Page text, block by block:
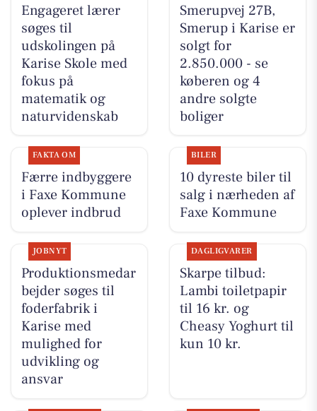
Engageret lærer
søges til
udskolingen på
Karise Skole med
fokus på
matematik og
naturvidenskab
Smerupvej 27B,
Smerup i Karise er
solgt for
2.850.000 - se
køberen og 4
andre solgte
boliger
FAKTA OM
Færre indbyggere
i Faxe Kommune
oplever indbrud
BILER
10 dyreste biler til
salg i nærheden af
Faxe Kommune
JOBNYT
Produktionsmedar
bejder søges til
foderfabrik i
Karise med
mulighed for
udvikling og
ansvar
DAGLIGVARER
Skarpe tilbud:
Lambi toiletpapir
til 16 kr. og
Cheasy Yoghurt til
kun 10 kr.